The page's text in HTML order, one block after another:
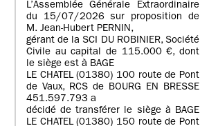
L’Assemblée Générale Extraordinaire
du 15/07/2026 sur proposition de
M. Jean-Hubert PERNIN,
gérant de la SCI DU ROBINIER, Société
Civile au capital de 115.000 €, dont
le siège est à BAGE
LE CHATEL (01380) 100 route de Pont
de Vaux, RCS de BOURG EN BRESSE
451.597.793 a
décidé de transférer le siège à BAGE
LE CHATEL (01380) 150 route de Pont